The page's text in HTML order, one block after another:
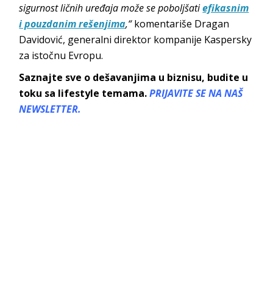
sigurnost ličnih uređaja može se poboljšatiefikasnim
i pouzdanim rešenjima,“komentariše Dragan
Davidović, generalni direktor kompanije Kaspersky
za istočnu Evropu.
Saznajte sve o dešavanjima u biznisu, budite u
toku sa lifestyle temama.PRIJAVITE SE NA NAŠ
NEWSLETTER.